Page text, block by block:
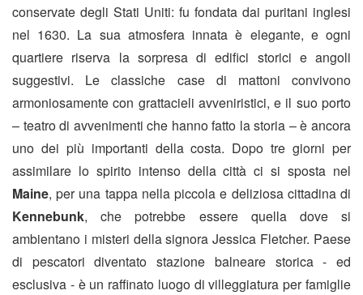
conservate degli Stati Uniti: fu fondata dai puritani inglesi
nel 1630. La sua atmosfera innata è elegante, e ogni
quartiere riserva la sorpresa di edifici storici e angoli
suggestivi. Le classiche case di mattoni convivono
armoniosamente con grattacieli avveniristici, e il suo porto
– teatro di avvenimenti che hanno fatto la storia – è ancora
uno dei più importanti della costa. Dopo tre giorni per
assimilare lo spirito intenso della città ci si sposta nel
Maine, per una tappa nella piccola e deliziosa cittadina di
Kennebunk, che potrebbe essere quella dove si
ambientano i misteri della signora Jessica Fletcher. Paese
di pescatori diventato stazione balneare storica - ed
esclusiva - è un raffinato luogo di villeggiatura per famiglie